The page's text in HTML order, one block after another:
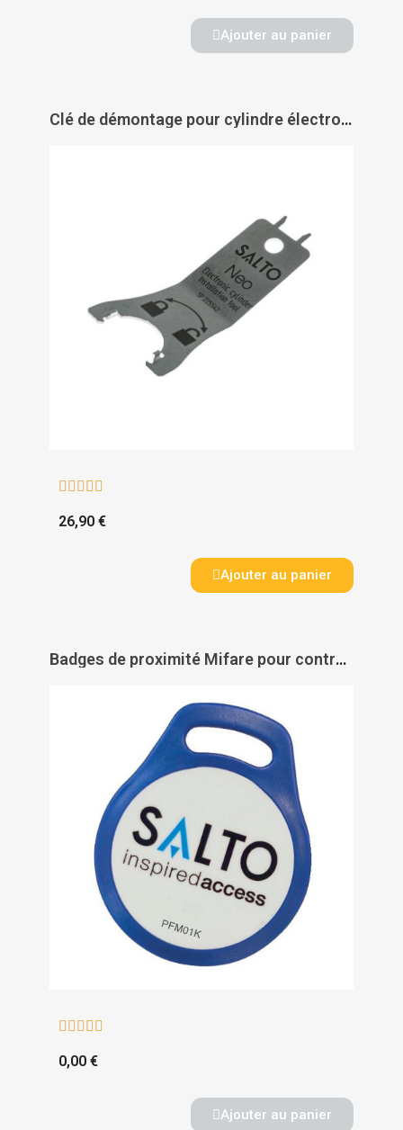
Ajouter au panier
Clé de démontage pour cylindre électronique Néo - SALTO
    
26,90 €
Ajouter au panier
Badges de proximité Mifare pour contrôle d'accès Salto - SALTO
    
0,00 €
Ajouter au panier